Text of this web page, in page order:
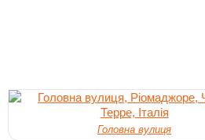
Головна вулиця